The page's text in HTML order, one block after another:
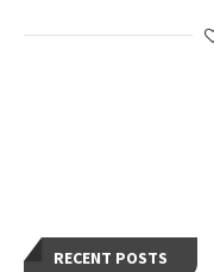
RECENT POSTS